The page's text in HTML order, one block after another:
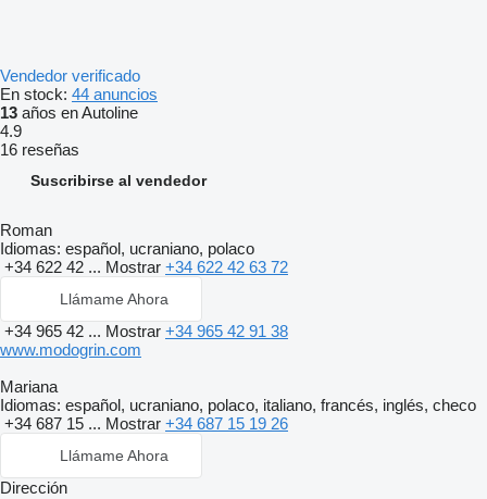
Vendedor verificado
En stock: 44 anuncios
13 años en Autoline
4.9
16 reseñas
Suscribirse al vendedor
Roman
Idiomas: español, ucraniano, polaco
+34 622 42 ... Mostrar +34 622 42 63 72
Llámame Ahora
+34 965 42 ... Mostrar +34 965 42 91 38
www.modogrin.com
Mariana
Idiomas: español, ucraniano, polaco, italiano, francés, inglés, checo
+34 687 15 ... Mostrar +34 687 15 19 26
Llámame Ahora
Dirección